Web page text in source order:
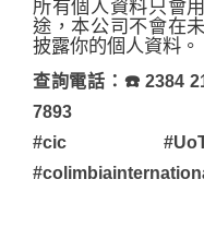
所有個人資料只會
途，本公司不會在
披露你的個人資料。
查詢電話：☎️ 2384
7893
#cic #UoT